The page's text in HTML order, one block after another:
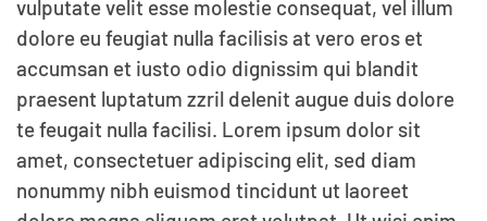
vulputate velit esse molestie consequat, vel illum
dolore eu feugiat nulla facilisis at vero eros et
accumsan et iusto odio dignissim qui blandit
praesent luptatum zzril delenit augue duis dolore
te feugait nulla facilisi. Lorem ipsum dolor sit
amet, consectetuer adipiscing elit, sed diam
nonummy nibh euismod tincidunt ut laoreet